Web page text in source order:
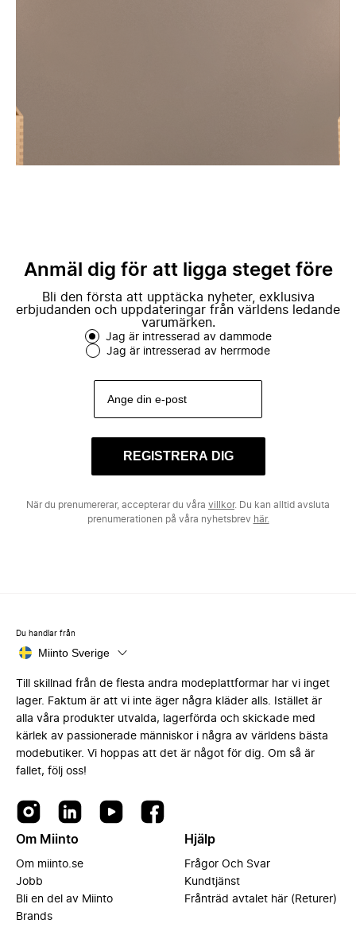
Anmäl dig för att ligga steget före
Bli den första att upptäcka nyheter, exklusiva
erbjudanden och uppdateringar från världens ledande
varumärken.
Jag är intresserad av dammode
Jag är intresserad av herrmode
REGISTRERA DIG
När du prenumererar, accepterar du våra villkor. Du kan alltid avsluta
prenumerationen på våra nyhetsbrev här.
Du handlar från
Miinto Sverige
Till skillnad från de flesta andra modeplattformar har vi inget
lager. Faktum är att vi inte äger några kläder alls. Istället är
alla våra produkter utvalda, lagerförda och skickade med
kärlek av passionerade människor i några av världens bästa
modebutiker. Vi hoppas att det är något för dig. Om så är
fallet, följ oss!
Om Miinto
Om miinto.se
Jobb
Bli en del av Miinto
Brands
Hjälp
Frågor Och Svar
Kundtjänst
Frånträd avtalet här (Returer)